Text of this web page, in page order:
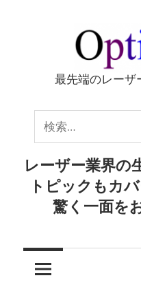
ッ
Optinews
最先端のレーザ
索:
レーザー業界の
トピックもカ
驚く一面を